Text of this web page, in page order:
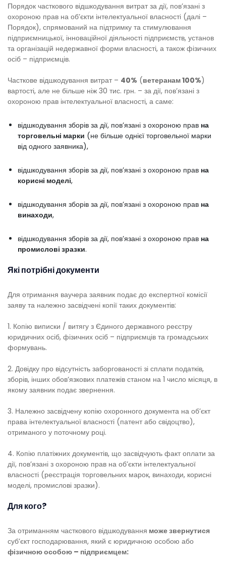
Порядок часткового відшкодування витрат за дії, пов’язані з
охороною прав на об’єкти інтелектуальної власності (далі –
Порядок), спрямований на підтримку та стимулювання
підприємницької, інноваційної діяльності підприємств, установ
та організацій недержавної форми власності, а також фізичних
осіб – підприємців.
Часткове відшкодування витрат – 40% (ветеранам 100%)
вартості, але не більше ніж 30 тис. грн. – за дії, пов’язані з
охороною прав інтелектуальної власності, а саме:
відшкодування зборів за дії, пов’язані з охороною прав на
торговельні марки (не більше однієї торговельної марки
від одного заявника),
відшкодування зборів за дії, пов’язані з охороною прав на
корисні моделі,
відшкодування зборів за дії, пов’язані з охороною прав на
винаходи,
відшкодування зборів за дії, пов’язані з охороною прав на
промислові зразки.
Які потрібні документи
Для отримання ваучера заявник подає до експертної комісії
заяву та належно засвідчені копії таких документів:
1. Копію виписки / витягу з Єдиного державного реєстру
юридичних осіб, фізичних осіб – підприємців та громадських
формувань.
2. Довідку про відсутність заборгованості зі сплати податків,
зборів, інших обов‘язкових платежів станом на 1 число місяця, в
якому заявник подає звернення.
3. Належно засвідчену копію охоронного документа на об’єкт
права інтелектуальної власності (патент або свідоцтво),
отриманого у поточному році.
4. Копію платіжних документів, що засвідчують факт оплати за
дії, пов’язані з охороною прав на об’єкти інтелектуальної
власності (реєстрація торговельних марок, винаходи, корисні
моделі, промислові зразки).
Для кого?
За отриманням часткового відшкодування може звернутися
суб’єкт господарювання, який є юридичною особою або
фізичною особою – підприємцем: